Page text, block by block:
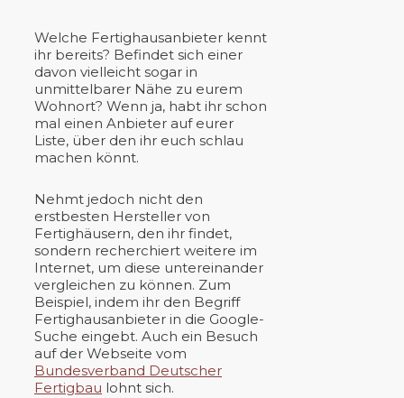
Welche Fertighausanbieter kennt
ihr bereits? Befindet sich einer
davon vielleicht sogar in
unmittelbarer Nähe zu eurem
Wohnort? Wenn ja, habt ihr schon
mal einen Anbieter auf eurer
Liste, über den ihr euch schlau
machen könnt.
Nehmt jedoch nicht den
erstbesten Hersteller von
Fertighäusern, den ihr findet,
sondern recherchiert weitere im
Internet, um diese untereinander
vergleichen zu können. Zum
Beispiel, indem ihr den Begriff
Fertighausanbieter in die Google-
Suche eingebt. Auch ein Besuch
auf der Webseite vom
Bundesverband Deutscher
Fertigbau lohnt sich.